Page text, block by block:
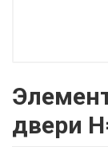
двери